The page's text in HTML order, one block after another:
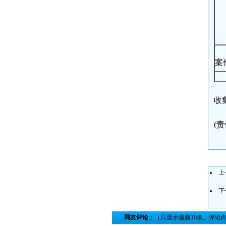
案
收
(
上
下
网友评论： （只显示最新10条。评论